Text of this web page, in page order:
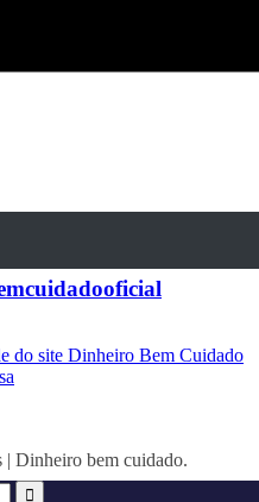
do site Dinheiro Bem Cuidado
| Dinheiro bem cuidado.